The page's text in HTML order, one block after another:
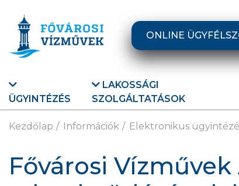
ONLINE
ÜGYINTÉZÉS
LAKOSSÁGI
SZOLGÁLTATÁSOK
Kezdőlap Információk Elektronikus
Fővárosi